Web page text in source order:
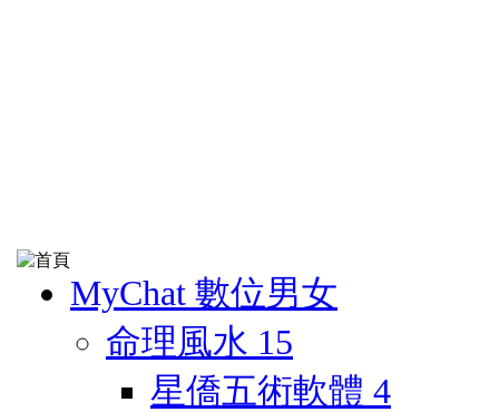
MyChat 數位男女
命理風水 15
星僑五術軟體 4